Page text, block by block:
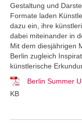
Gestaltung und
Formate laden
dazu ein, ihre
dabei miteinander in
Mit dem diesjährigen
Berlin zugleich
künstlerische
Berlin Summer
KB